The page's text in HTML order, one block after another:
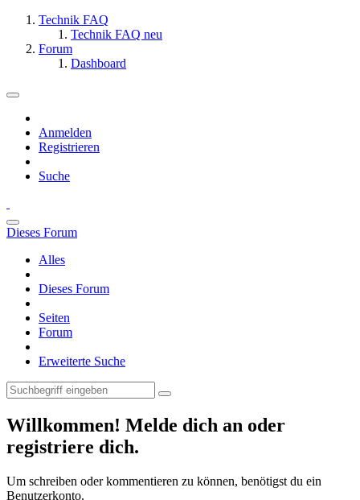
Technik FAQ
Technik FAQ neu
Forum
Dashboard
Anmelden
Registrieren
Suche
Dieses Forum
Alles
Dieses Forum
Seiten
Forum
Erweiterte Suche
Willkommen! Melde dich an oder
registriere dich.
Um schreiben oder kommentieren zu können, benötigst du ein
Benutzerkonto.